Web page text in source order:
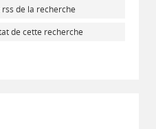
de la recherche
de cette recherche